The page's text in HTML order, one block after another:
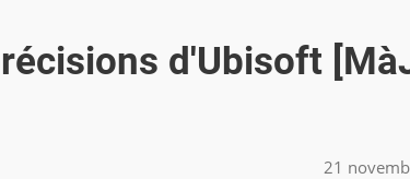
d'Ubisoft
21